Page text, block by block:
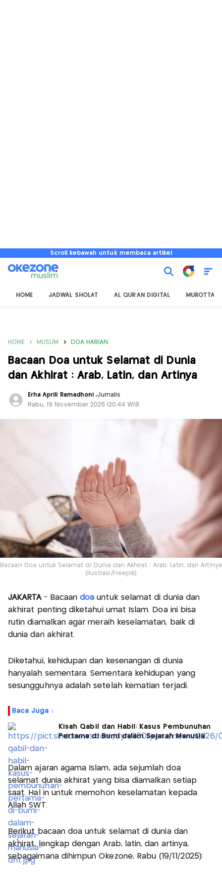
Scroll kebawah untuk membaca artikel
HOME JADWAL SHOLAT AL QUR'AN DIGITAL MUROTTAL
HOME MUSLIM DOA HARIAN
Bacaan Doa untuk Selamat di Dunia
dan Akhirat : Arab, Latin, dan Artinya
Erha Aprili Ramadhoni,Jurnalis
Rabu, 19 November 2025 |20:44 WIB
Bacaan Doa untuk Selamat di Dunia dan Akhirat : Arab, Latin, dan Artinya
(Ilustrasi/Freepik)
JAKARTA- Bacaandoauntuk selamat di dunia dan
akhirat penting diketahui umat Islam. Doa ini bisa
rutin diamalkan agar meraih keselamatan, baik di
dunia dan akhirat.
Diketahui, kehidupan dan kesenangan di dunia
hanyalah sementara. Sementara kehidupan yang
sesungguhnya adalah setelah kematian terjadi.
Baca Juga :
Kisah Qabil dan Habil: Kasus Pembunuhan
Pertama di Bumi dalam Sejarah Manusia
Dalam ajaran agama Islam, ada sejumlah doa
selamat dunia akhirat yang bisa diamalkan setiap
saat. Hal in untuk memohon keselamatan kepada
Allah SWT.
Berikut bacaan doa untuk selamat di dunia dan
akhirat, lengkap dengan Arab, latin, dan artinya,
sebagaimana dihimpun Okezone, Rabu (19/11/2025):